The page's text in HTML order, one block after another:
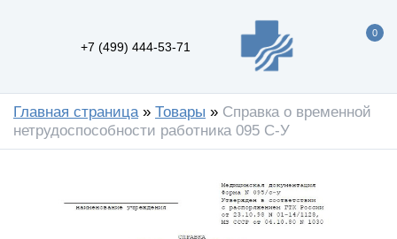
+7 (499) 444-53-71
0
Главная страница» Товары » Справка о временной
нетрудоспособности работника 095 С-У